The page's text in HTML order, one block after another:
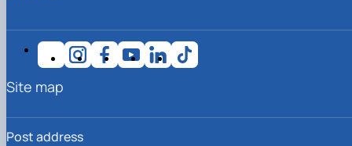
Post address
Site map